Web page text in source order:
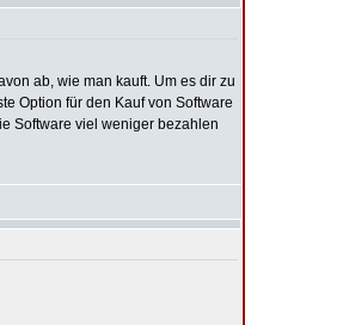
ab, wie man kauft. Um es dir zu
Option für den Kauf von Software
Software viel weniger bezahlen